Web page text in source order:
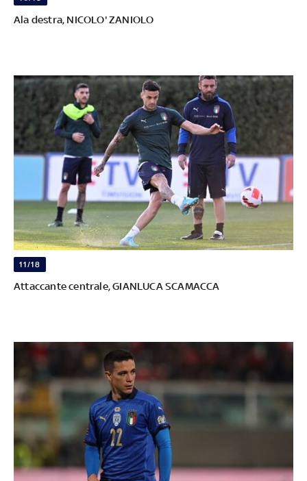
Ala destra, NICOLO' ZANIOLO
11/18
Attaccante centrale, GIANLUCA SCAMACCA